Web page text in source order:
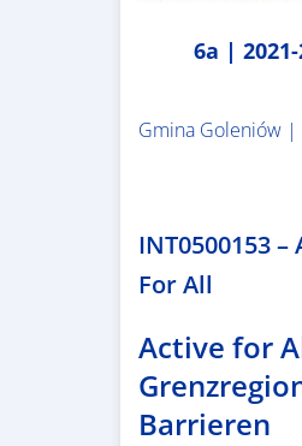
6a | 2021-
Gmina Goleniów |
INT0500153 –
For All
Active for
Barrieren